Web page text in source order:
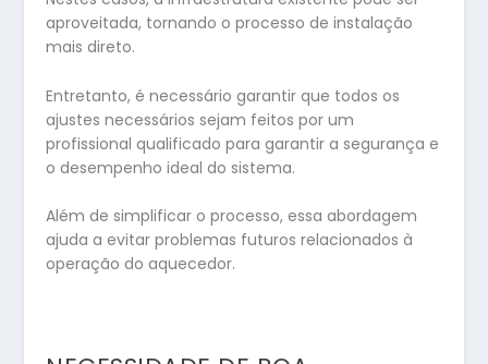
aproveitada, tornando o processo de instalação
mais direto.
Entretanto, é necessário garantir que todos os
ajustes necessários sejam feitos por um
profissional qualificado para garantir a segurança e
o desempenho ideal do sistema.
Além de simplificar o processo, essa abordagem
ajuda a evitar problemas futuros relacionados à
operação do aquecedor.